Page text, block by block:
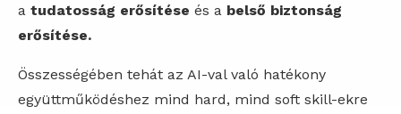
a tudatosság erősítése és a belső biztonság
erősítése.
Összességében tehát az AI-val való hatékony
együttműködéshez mind hard, mind soft skill-ekre